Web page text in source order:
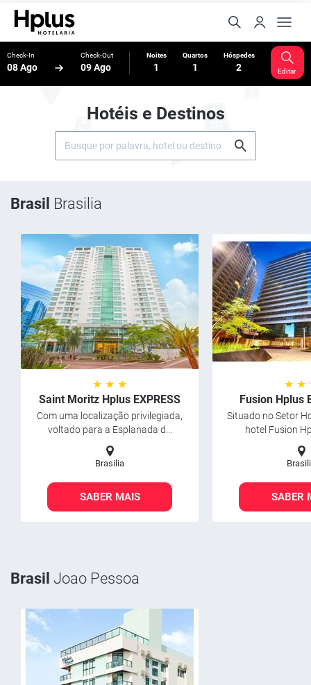
Check-In
08 Ago
Check-Out
09 Ago
Noites
1
Quartos
1
Hóspedes
2 Editar
Hotéis e Destinos
Brasil Brasilia
★ ★ ★
Saint Moritz Hplus EXPRESS
Com uma localização privilegiada,
voltado para a Esplanada d...
Brasilia
SABER MAIS
★ ★
Fusion Hplus
Situado no Setor
hotel Fusion
SABER
Brasil Joao Pessoa